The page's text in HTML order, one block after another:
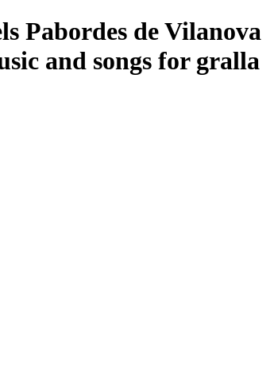
Pabordes de Vilanova
and songs for gralla